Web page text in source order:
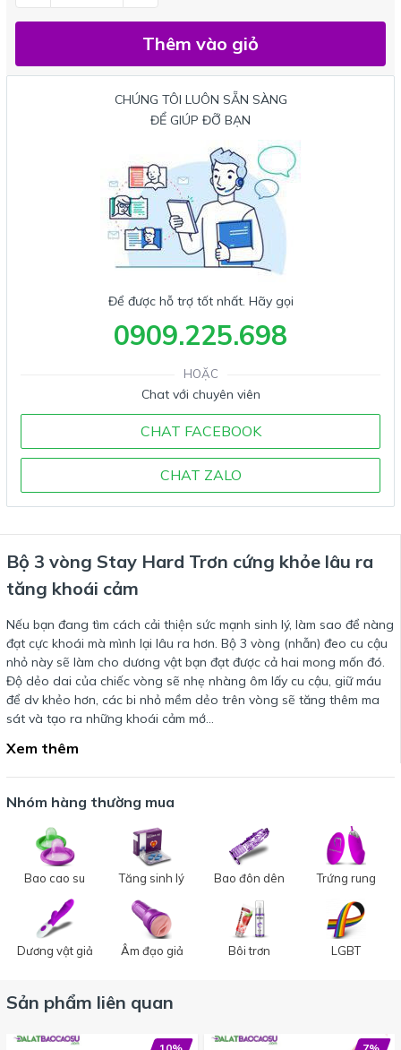
Thêm vào giỏ
CHÚNG TÔI LUÔN SẴN SÀNG
ĐỂ GIÚP ĐỠ BẠN
Để được hỗ trợ tốt nhất. Hãy gọi
0909.225.698
HOẶC
Chat với chuyên viên
CHAT FACEBOOK
CHAT ZALO
Bộ 3 vòng Stay Hard Trơn cứng khỏe lâu ra
tăng khoái cảm
Nếu bạn đang tìm cách cải thiện sức mạnh sinh lý, làm sao để nàng
đạt cực khoái mà mình lại lâu ra hơn. Bộ 3 vòng (nhẫn) đeo cu cậu
nhỏ này sẽ làm cho dương vật bạn đạt được cả hai mong mốn đó.
Độ dẻo dai của chiếc vòng sẽ nhẹ nhàng ôm lấy cu cậu, giữ máu
để dv khẻo hơn, các bi nhỏ mềm dẻo trên vòng sẽ tăng thêm ma
sát và tạo ra những khoái cảm mớ…
Xem thêm
Nhóm hàng thường mua
Bao cao su Tăng sinh lý Bao đôn dên Trứng rung
Dương vật giả Âm đạo giả Bôi trơn LGBT
Sản phẩm liên quan